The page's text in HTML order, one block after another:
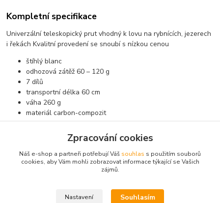
Kompletní specifikace
Univerzální teleskopický prut vhodný k lovu na rybnících, jezerech
i řekách Kvalitní provedení se snoubí s nízkou cenou
štíhlý blanc
odhozová zátěž 60 – 120 g
7 dílů
transportní délka 60 cm
váha 260 g
materiál carbon-compozit
Zboží zařazeno v kategoriích
Pruty
Zpracování cookies
Náš e-shop a partneři potřebují Váš souhlas s použitím souborů
cookies, aby Vám mohli zobrazovat informace týkající se Vašich
zájmů.
Nastavení Souhlasím